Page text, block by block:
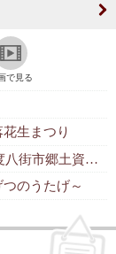
で見る
生まつり
土資料館企画展
のうたげ～